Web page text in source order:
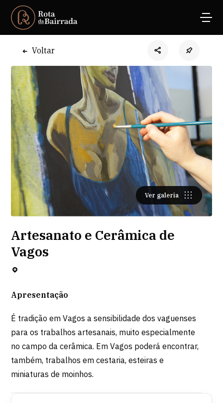
Voltar
Ver galeria
Artesanato e Cerâmica de
Vagos
Apresentação
É tradição em Vagos a sensibilidade dos vaguenses
para os trabalhos artesanais, muito especialmente
no campo da cerâmica. Em Vagos poderá encontrar,
também, trabalhos em cestaria, esteiras e
miniaturas de moinhos.